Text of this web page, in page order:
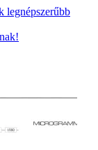
legnépszerűbb